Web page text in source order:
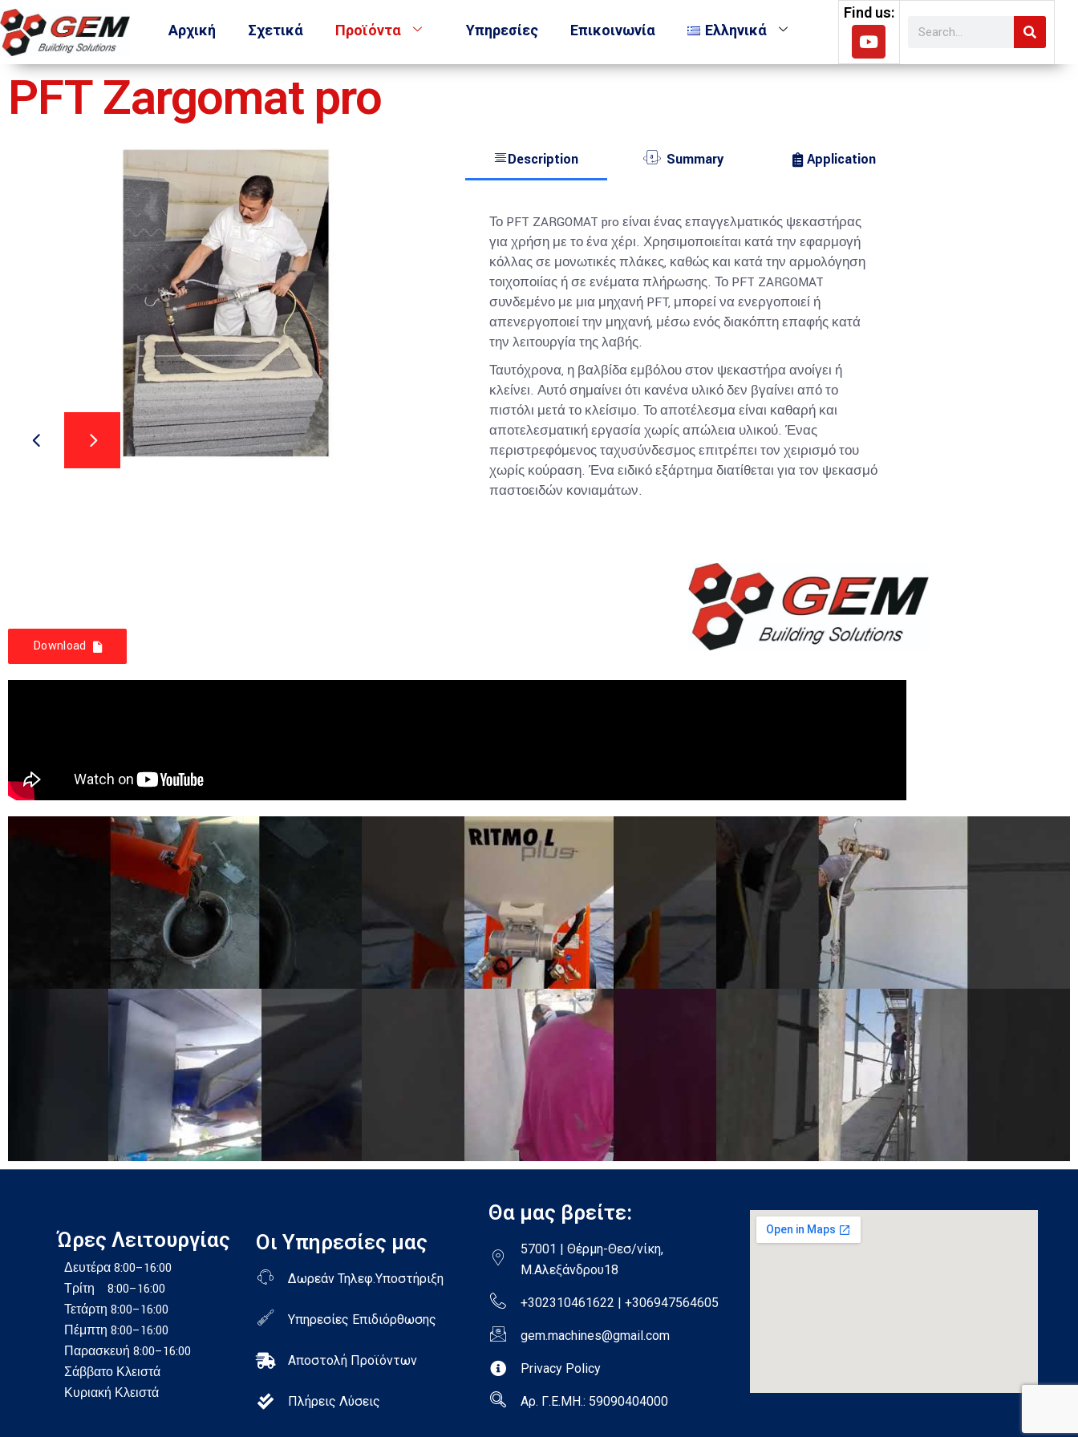
Αρχική Σχετικά Προϊόντα Υπηρεσίες Επικοινωνία Ελληνικά
Find us:
PFT Zargomat pro
Description Summary Application
Το PFT ZARGOMAT pro είναι ένας επαγγελματικός ψεκαστήρας
για χρήση με το ένα χέρι. Χρησιμοποιείται κατά την εφαρμογή
κόλλας σε μονωτικές πλάκες, καθώς και κατά την αρμολόγηση
τοιχοποιίας ή σε ενέματα πλήρωσης. Το PFT ZARGOMAT
συνδεμένο με μια μηχανή PFT, μπορεί να ενεργοποιεί ή
απενεργοποιεί την μηχανή, μέσω ενός διακόπτη επαφής κατά
την λειτουργία της λαβής.
Ταυτόχρονα, η βαλβίδα εμβόλου στον ψεκαστήρα ανοίγει ή
κλείνει. Αυτό σημαίνει ότι κανένα υλικό δεν βγαίνει από το
πιστόλι μετά το κλείσιμο. Το αποτέλεσμα είναι καθαρή και
αποτελεσματική εργασία χωρίς απώλεια υλικού. Ένας
περιστρεφόμενος ταχυσύνδεσμος επιτρέπει τον χειρισμό του
χωρίς κούραση. Ένα ειδικό εξάρτημα διατίθεται για τον ψεκασμό
παστοειδών κονιαμάτων.
Download
Ώρες Λειτουργίας
Δευτέρα 8:00–16:00
Τρίτη 8:00–16:00
Τετάρτη 8:00–16:00
Πέμπτη 8:00–16:00
Παρασκευή 8:00–16:00
Σάββατο Κλειστά
Κυριακή Κλειστά
Οι Υπηρεσίες μας
Δωρεάν Τηλεφ.Υποστήριξη
Υπηρεσίες Επιδιόρθωσης
Αποστολή Προϊόντων
Πλήρεις Λύσεις
Θα μας βρείτε:
57001 | Θέρμη-Θεσ/νίκη,
Μ.Αλεξάνδρου18
+302310461622 | +306947564605
gem.machines@gmail.com
Privacy Policy
Αρ. Γ.Ε.ΜΗ.: 59090404000